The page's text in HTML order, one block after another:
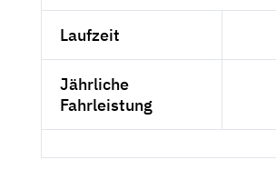
Laufzeit
Jährliche
Fahrleistung